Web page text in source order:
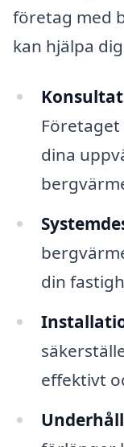
företag med
kan hjälpa
dina
din
effektivt